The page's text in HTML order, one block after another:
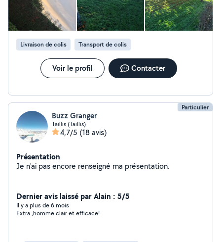
Livraison de colis Transport de colis
Voir le profil Contacter
Particulier
Buzz Granger
Taillis (Taillis)
4,7/5 (18 avis)
Présentation
Je n'ai pas encore renseigné ma présentation.
Dernier avis laissé par Alain : 5/5
Il y a plus de 6 mois
Extra ,homme clair et efficace!